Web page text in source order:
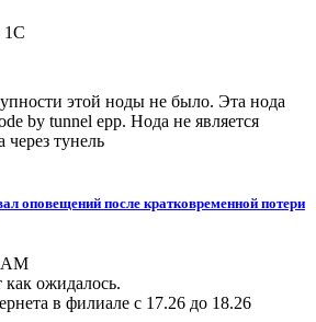
этой ноды не было. Эта нода
by tunnel epp. Нода не является
тунель
оповещений после кратковременной потери
AM
как ожидалось.
в филиале с 17.26 до 18.26